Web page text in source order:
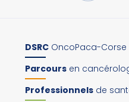
DSRC OncoPaca-Corse
Parcours en
Professionnels de